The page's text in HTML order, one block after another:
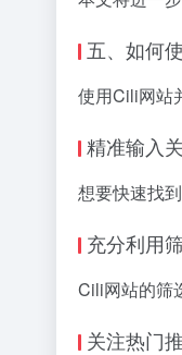
五、如何
使用Cili网站
精准输入
想要快速找
充分利用
Cili网站的筛
关注热门